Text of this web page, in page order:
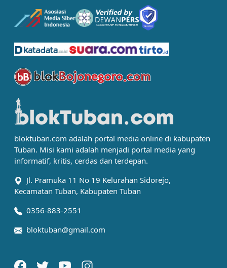
bloktuban.com adalah portal media online di kabupaten
Tuban. Misi kami adalah menjadi portal media yang
informatif, kritis, cerdas dan terdepan.
Jl. Pramuka 11 No 19 Kelurahan Sidorejo,
Kecamatan Tuban, Kabupaten Tuban
0356-883-2551
bloktuban@gmail.com